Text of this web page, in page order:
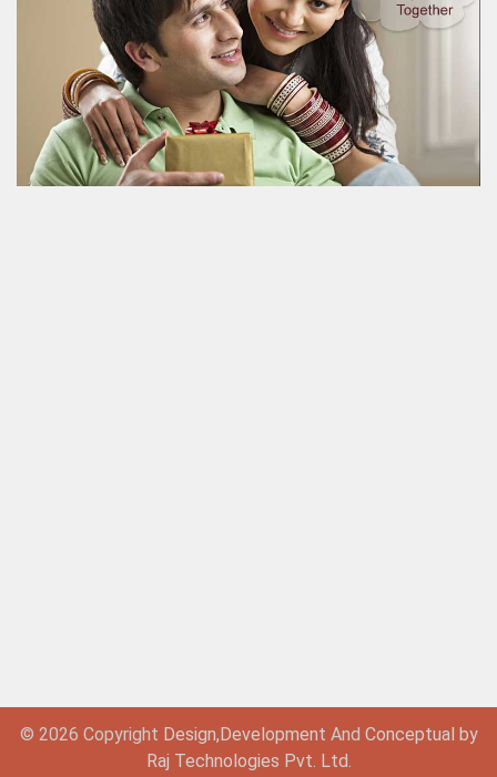
© 2026 Copyright Design,Development And Conceptual by
Raj Technologies Pvt. Ltd.